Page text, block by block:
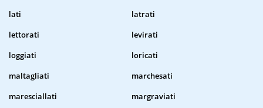
lati
latrati
lettorati
levirati
loggiati
loricati
maltagliati
marchesati
maresciallati
margraviati